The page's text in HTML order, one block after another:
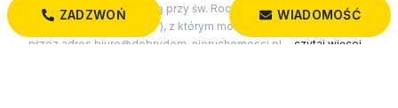
Nieruchomości z siedzibą przy św. Rocha 5 lok. 202, 15-879
Białystok (“Administrator”), z którym można się skontaktować
przez adres biuro@dobrydom-nieruchomosci.pl… czytaj więcej
ZADZWOŃ WIADOMOŚĆ